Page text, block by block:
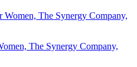
The Synergy Company,